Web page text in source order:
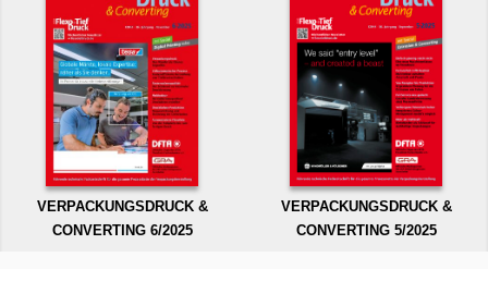
VERPACKUNGSDRUCK &
CONVERTING 6/2025
VERPACKUNGSDRUCK &
CONVERTING 5/2025